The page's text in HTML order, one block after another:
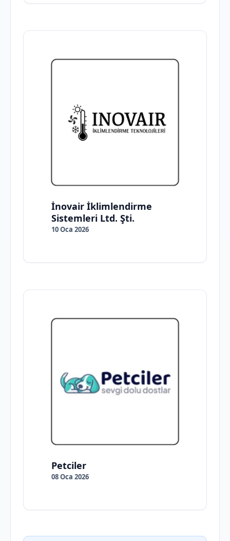
İnovair İklimlendirme
Sistemleri Ltd. Şti.
10 Oca 2026
Petciler
08 Oca 2026